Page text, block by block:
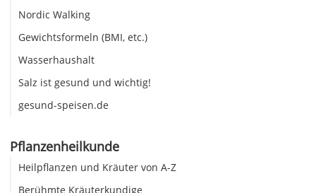
Nordic Walking
Gewichtsformeln (BMI, etc.)
Wasserhaushalt
Salz ist gesund und wichtig!
gesund-speisen.de
Pflanzenheilkunde
Heilpflanzen und Kräuter von A-Z
Berühmte Kräuterkundige